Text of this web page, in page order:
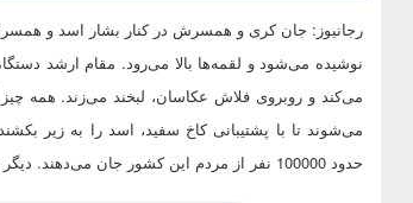
رجانیوز: جان کری و همسرش در کنار بشار اسد و
نوشیده می‌شود و لقمه‌ها بالا می‌رود. مقام ارشد
می‌کند و روبروی فلاش عکاسان، لبخند می‌زند. همه
می‌شوند تا با پشتیبانی کاخ سفید، اسد را به زیر
حدود 100000 نفر از مردم این کشور جان می‌دهند. دیگر چیزی آرام نیست.